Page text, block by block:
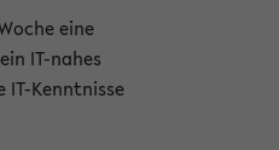
eine
IT-nahes
Kenntnisse